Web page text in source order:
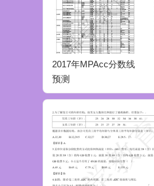
2017年MPAcc分数线
预测